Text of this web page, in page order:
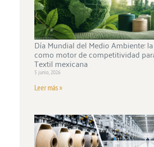
Día Mundial del Medio Ambiente:
como motor de competitividad
Textil mexicana
5 junio, 2026
Leer más »